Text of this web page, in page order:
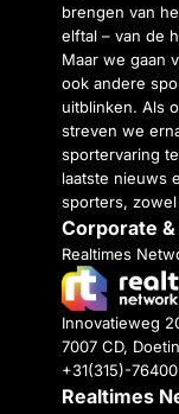
brengen van
elftal – van de
Maar we gaan
ook andere
uitblinken. Als
streven we
sportervaring
laatste nieuws
sporters,
Corporate
Realtimes
Innovatieweg
7007 CD,
+31(315)-
Realtimes